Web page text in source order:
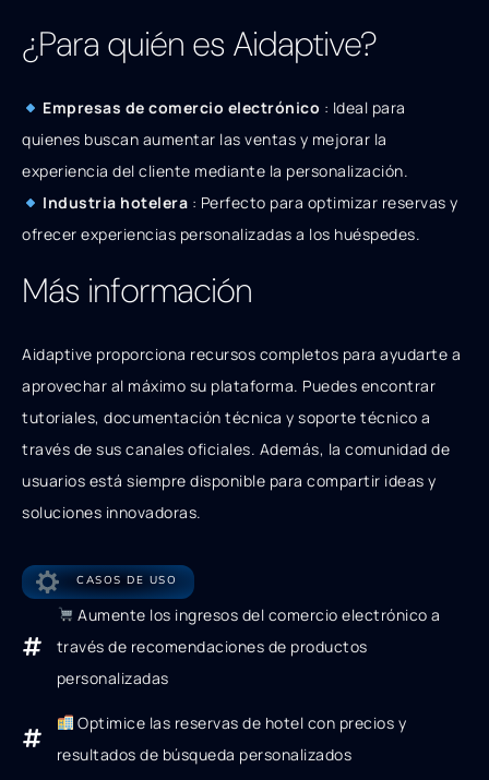
¿Para quién es Aidaptive?
Empresas de comercio electrónico : Ideal para
quienes buscan aumentar las ventas y mejorar la
experiencia del cliente mediante la personalización.
Industria hotelera : Perfecto para optimizar reservas y
ofrecer experiencias personalizadas a los huéspedes.
Más información
Aidaptive proporciona recursos completos para ayudarte a
aprovechar al máximo su plataforma. Puedes encontrar
tutoriales, documentación técnica y soporte técnico a
través de sus canales oficiales. Además, la comunidad de
usuarios está siempre disponible para compartir ideas y
soluciones innovadoras.
CASOS DE USO
Aumente los ingresos del comercio electrónico a
través de recomendaciones de productos
personalizadas
Optimice las reservas de hotel con precios y
resultados de búsqueda personalizados